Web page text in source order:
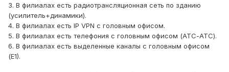
3. В филиалах есть радиотрансляционная сеть по зданию
(усилитель+динамики).
4. В филиалах есть IP VPN с головным офисом.
5. В филиалах есть телефония с головным офисом (АТС-АТС).
6. В филиалах есть выделенные каналы с головным офисом
(Е1).